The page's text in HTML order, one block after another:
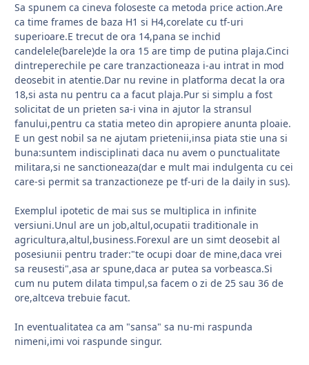
Sa spunem ca cineva foloseste ca metoda price action.Are
ca time frames de baza H1 si H4,corelate cu tf-uri
superioare.E trecut de ora 14,pana se inchid
candelele(barele)de la ora 15 are timp de putina plaja.Cinci
dintreperechile pe care tranzactioneaza i-au intrat in mod
deosebit in atentie.Dar nu revine in platforma decat la ora
18,si asta nu pentru ca a facut plaja.Pur si simplu a fost
solicitat de un prieten sa-i vina in ajutor la stransul
fanului,pentru ca statia meteo din apropiere anunta ploaie.
E un gest nobil sa ne ajutam prietenii,insa piata stie una si
buna:suntem indisciplinati daca nu avem o punctualitate
militara,si ne sanctioneaza(dar e mult mai indulgenta cu cei
care-si permit sa tranzactioneze pe tf-uri de la daily in sus).
Exemplul ipotetic de mai sus se multiplica in infinite
versiuni.Unul are un job,altul,ocupatii traditionale in
agricultura,altul,business.Forexul are un simt deosebit al
posesiunii pentru trader:"te ocupi doar de mine,daca vrei
sa reusesti",asa ar spune,daca ar putea sa vorbeasca.Si
cum nu putem dilata timpul,sa facem o zi de 25 sau 36 de
ore,altceva trebuie facut.
In eventualitatea ca am "sansa" sa nu-mi raspunda
nimeni,imi voi raspunde singur.